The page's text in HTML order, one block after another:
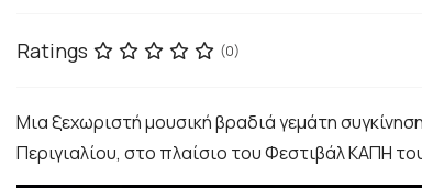
Ratings (0)
Μια ξεχωριστή μουσική βραδιά γεμάτη
Περιγιαλίου, στο πλαίσιο του Φεστιβάλ ΚΑΠΗ